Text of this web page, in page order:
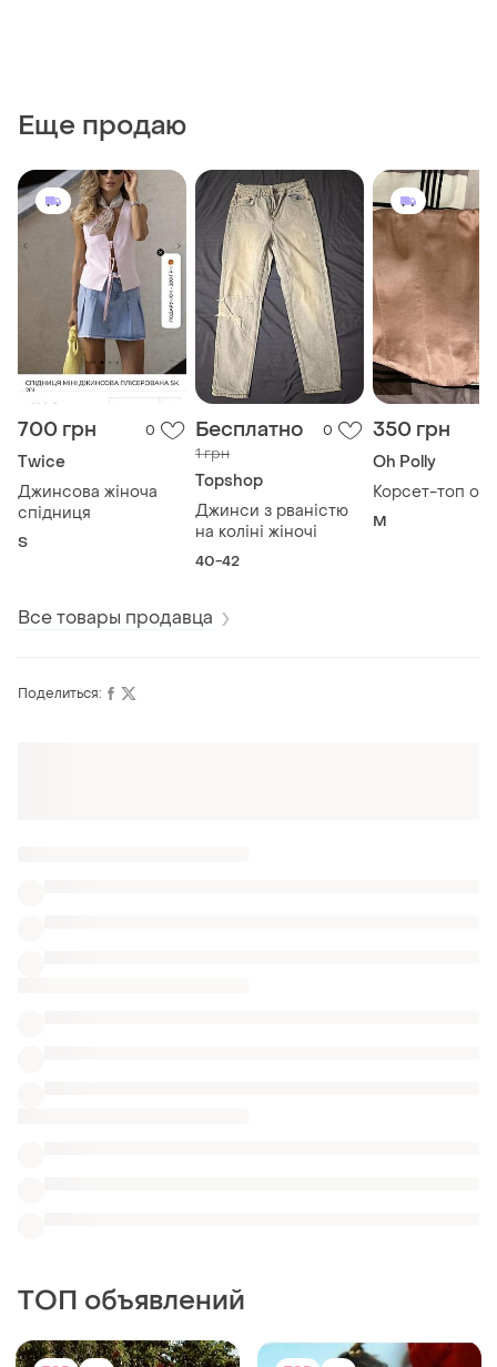
Еще продаю
700 грн 0
Twice
Джинсова жіноча
спідниця
S
Бесплатно 0
1 грн
Topshop
Джинси з рваністю
на коліні жіночі
40-42
350 грн
Oh Polly
Корсет-топ oh
M
Все товары продавца
Поделиться:
ТОП объявлений